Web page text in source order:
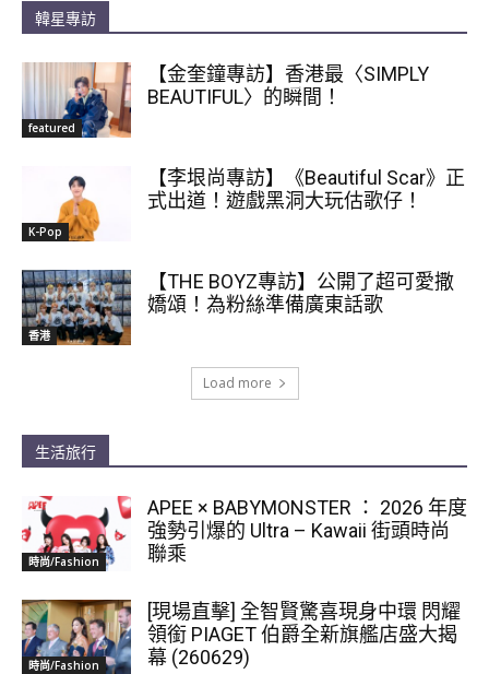
韓星專訪
featured
【金奎鐘專訪】香港最〈SIMPLY
BEAUTIFUL〉的瞬間！
K-Pop
【李垠尚專訪】《Beautiful Scar》正
式出道！遊戲黑洞大玩估歌仔！
香港
【THE BOYZ專訪】公開了超可愛撒
嬌頌！為粉絲準備廣東話歌
Load more
生活旅行
時尚/Fashion
APEE × BABYMONSTER ： 2026 年度
強勢引爆的 Ultra – Kawaii 街頭時尚
聯乘
時尚/Fashion
[現場直擊] 全智賢驚喜現身中環 閃耀
領銜 PIAGET 伯爵全新旗艦店盛大揭
幕 (260629)